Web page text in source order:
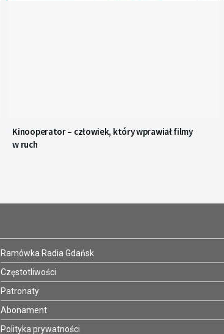
Kinooperator – człowiek, który wprawiał filmy
w ruch
Ramówka Radia Gdańsk
Częstotliwości
Patronaty
Abonament
Polityka prywatności